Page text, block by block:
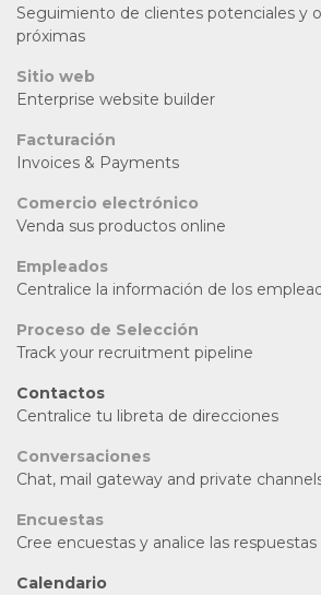
Seguimiento de clientes potenciales y
próximas
Sitio web
Enterprise website builder
Facturación
Invoices & Payments
Comercio electrónico
Venda sus productos online
Empleados
Centralice la información de los
Proceso de Selección
Track your recruitment pipeline
Contactos
Centralice tu libreta de direcciones
Conversaciones
Chat, mail gateway and private
Encuestas
Cree encuestas y analice las respuestas
Calendario